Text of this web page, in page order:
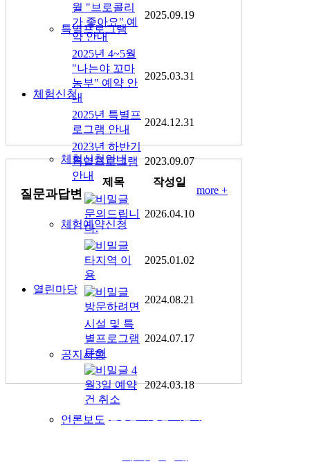
특별프로그램
체험신청
체험신청안내
체험예약신청
열린마당
공지사항
언론보도
월 "브로콜리
가 좋아요" 예
약 안내
2025.09.19
2025년 4~5월
"나는야 꼬마
농부" 예약 안
내
2025.03.31
2025년 특별프
로그램 안내
2024.12.31
2023년 하반기
특별프로그램
안내
2023.09.07
질문과답변 more +
제목 작성일
문의드립니
다.
2026.04.10
타지역 이
용
2025.01.02
방문하려면
2024.08.21
시설 및 특
별프로그램
문의
2024.07.17
4
월3일 예약
건 취소
2024.03.18